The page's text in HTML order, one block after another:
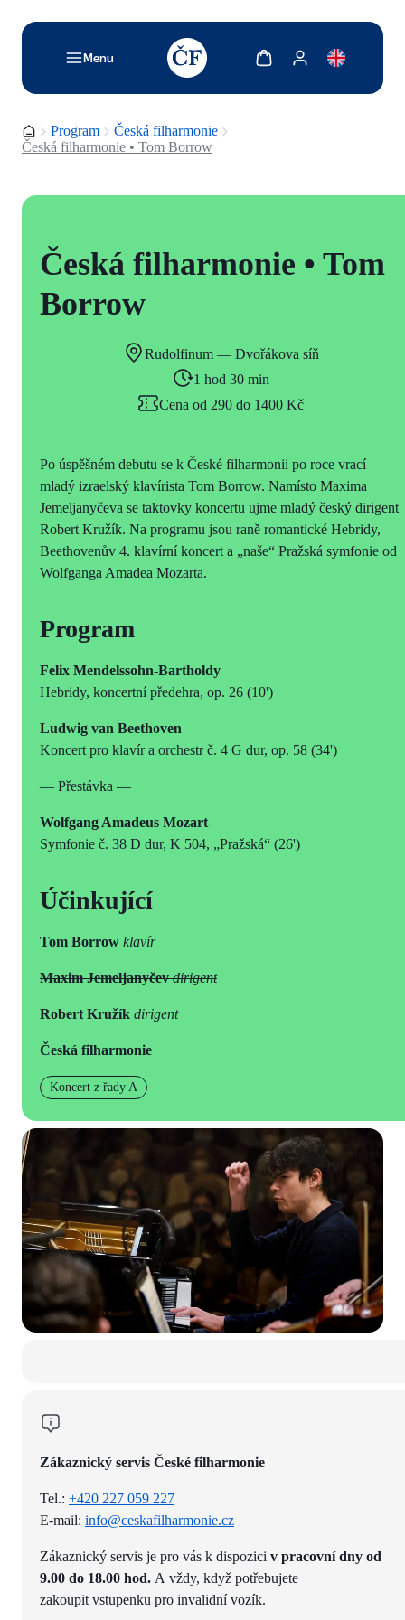
Menu
TODO: Add description for reader
Zobrazit košíkZobrazit můj účet
Domovská stránka
Program
Česká filharmonie
Česká filharmonie • Tom Borrow
Česká filharmonie • Tom
Borrow
Rudolfinum — Dvořákova síň
1 hod 30 min
Cena od 290 do 1400 Kč
Po úspěšném debutu se k České filharmonii po roce vrací
mladý izraelský klavírista Tom Borrow. Namísto Maxima
Jemeljanyčeva se taktovky koncertu ujme mladý český dirigent
Robert Kružík. Na programu jsou raně romantické Hebridy,
Beethovenův 4. klavírní koncert a „naše“ Pražská symfonie od
Wolfganga Amadea Mozarta.
Program
Felix Mendelssohn-Bartholdy
Hebridy, koncertní předehra, op. 26 (10')
Ludwig van Beethoven
Koncert pro klavír a orchestr č. 4 G dur, op. 58 (34')
— Přestávka —
Wolfgang Amadeus Mozart
Symfonie č. 38 D dur, K 504, „Pražská“ (26')
Účinkující
Tom Borrow klavír
Maxim Jemeljanyčev dirigent
Robert Kružík dirigent
Česká filharmonie
Koncert z řady A
Zákaznický servis České filharmonie
Tel.: +420 227 059 227
E-mail: info@ceskafilharmonie.cz
Zákaznický servis je pro vás k dispozici v pracovní dny od
9.00 do 18.00 hod. A vždy, když potřebujete
zakoupit vstupenku pro invalidní vozík.